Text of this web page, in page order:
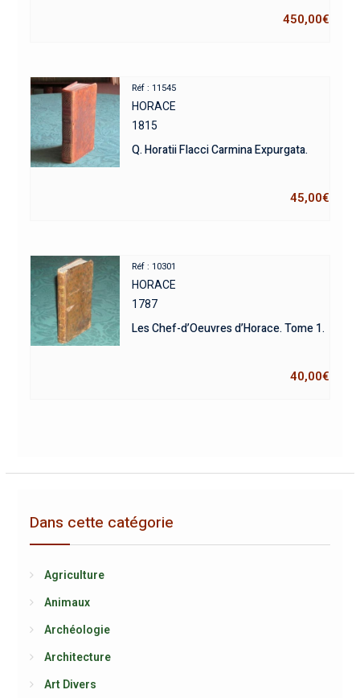
450,00€
Réf : 11545
HORACE
1815
Q. Horatii Flacci Carmina Expurgata.
45,00€
Réf : 10301
HORACE
1787
Les Chef-d’Oeuvres d’Horace. Tome 1.
40,00€
Dans cette catégorie
Agriculture
Animaux
Archéologie
Architecture
Art Divers